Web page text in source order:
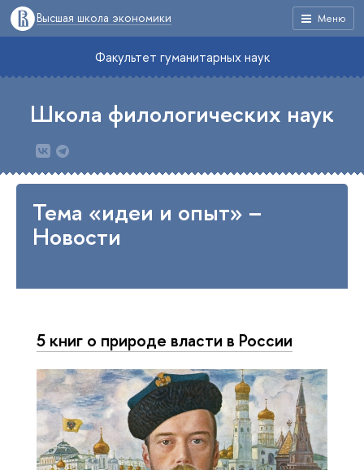
Меню
Высшая школа экономики
Факультет гуманитарных наук
Школа филологических наук
Тема «идеи и опыт» –
Новости
5 книг о природе власти в России